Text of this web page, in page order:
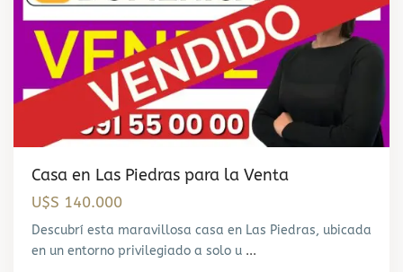
Casa en Las Piedras para la Venta
U$S 140.000
Descubrí esta maravillosa casa en Las Piedras, ubicada
en un entorno privilegiado a solo u ...
Barra
de
Carrasco,